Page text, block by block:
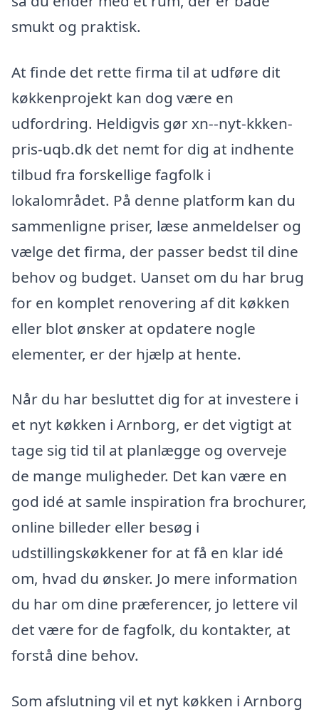
smukt og praktisk.
At finde det rette firma til at udføre dit
køkkenprojekt kan dog være en
udfordring. Heldigvis gør xn--nyt-kkken-
pris-uqb.dk det nemt for dig at indhente
tilbud fra forskellige fagfolk i
lokalområdet. På denne platform kan du
sammenligne priser, læse anmeldelser og
vælge det firma, der passer bedst til dine
behov og budget. Uanset om du har brug
for en komplet renovering af dit køkken
eller blot ønsker at opdatere nogle
elementer, er der hjælp at hente.
Når du har besluttet dig for at investere i
et nyt køkken i Arnborg, er det vigtigt at
tage sig tid til at planlægge og overveje
de mange muligheder. Det kan være en
god idé at samle inspiration fra brochurer,
online billeder eller besøg i
udstillingskøkkener for at få en klar idé
om, hvad du ønsker. Jo mere information
du har om dine præferencer, jo lettere vil
det være for de fagfolk, du kontakter, at
forstå dine behov.
Som afslutning vil et nyt køkken i Arnborg